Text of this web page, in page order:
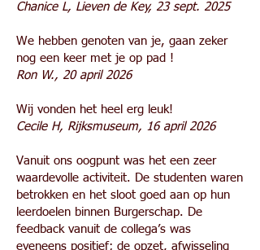
Chanice L, Lieven de Key, 23 sept. 2025
We hebben genoten van je, gaan zeker
nog een keer met je op pad !
Ron W., 20 april 2026
Wij vonden het heel erg leuk!
Cecile H, Rijksmuseum, 16 april 2026
Vanuit ons oogpunt was het een zeer
waardevolle activiteit. De studenten waren
betrokken en het sloot goed aan op hun
leerdoelen binnen Burgerschap. De
feedback vanuit de collega’s was
eveneens positief; de opzet, afwisseling